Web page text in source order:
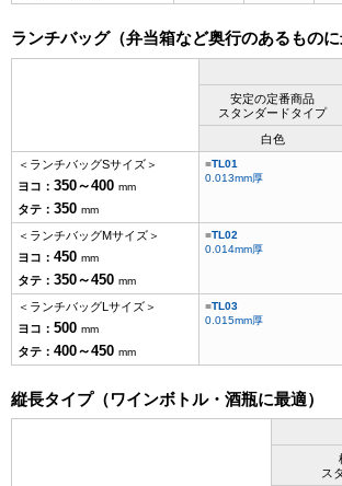
ランチバッグ（弁当箱など奥行のあるものに
安定の定番商品
スタンダードタイプ
白色
＜ランチバッグSサイズ＞
ヨコ： 350～400 mm
タテ： 350 mm
TL01
0.013mm厚
＜ランチバッグMサイズ＞
ヨコ： 450 mm
タテ： 350～450 mm
TL02
0.014mm厚
＜ランチバッグLサイズ＞
ヨコ： 500 mm
タテ： 400～450 mm
TL03
0.015mm厚
縦長タイプ（ワインボトル・酒瓶に最適）
ス